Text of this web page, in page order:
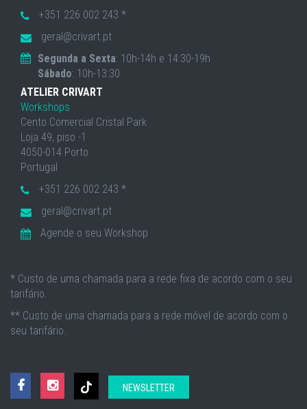
+351 226 002 243 *
geral@crivart.pt
Segunda a Sexta: 10h-14h e 14:30-19h
Sábado: 10h-13:30
ATELIER CRIVART
Workshops
Cento Comercial Cristal Park
Loja 49, piso -1
4050-014 Porto
Portugal
+351 226 002 243 *
geral@crivart.pt
Agende o seu Workshop
* Custo de uma chamada para a rede fixa de acordo com o seu
tarifário.
** Custo de uma chamada para a rede móvel de acordo com o
seu tarifário.
NEWSLETTER